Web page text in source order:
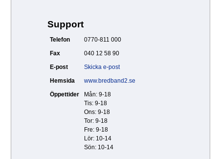
Support
Telefon
0770-811 000
Fax
040 12 58 90
E-post
Skicka e-post
Hemsida
www.bredband2.se
Öppettider
Mån: 9-18
Tis: 9-18
Ons: 9-18
Tor: 9-18
Fre: 9-18
Lör: 10-14
Sön: 10-14